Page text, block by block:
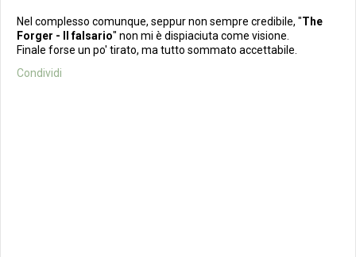
Nel complesso comunque, seppur non sempre credibile, "The
Forger - Il falsario" non mi è dispiaciuta come visione.
Finale forse un po' tirato, ma tutto sommato accettabile.
Condividi